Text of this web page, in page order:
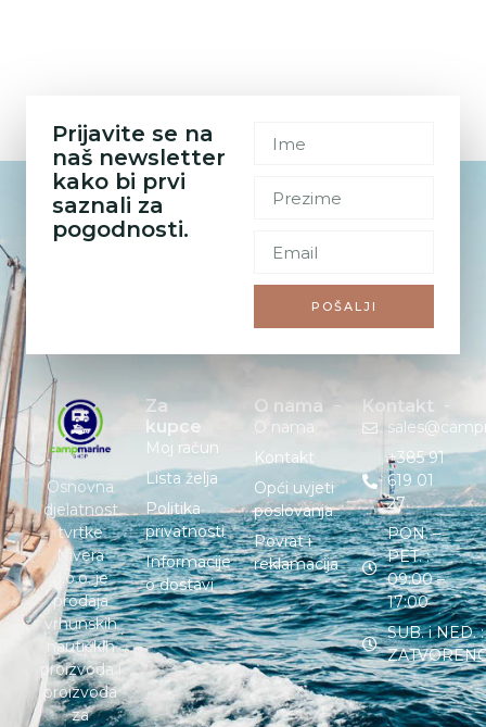
Prijavite se na
naš newsletter
kako bi prvi
saznali za
pogodnosti.
POŠALJI
Osnovna
djelatnost
tvrtke
Nivera
d.o.o. je
prodaja
vrhunskih
nautičkih
proizvoda i
proizvoda
za
Za
kupce
Moj račun
Lista želja
Politika
privatnosti
Informacije
o dostavi
O nama
O nama
Kontakt
Opći uvjeti
poslovanja
Povrat i
reklamacija
Kontakt
+385 91
619 01
27
PON. –
PET. :
09:00 –
17:00
SUB. i NED. :